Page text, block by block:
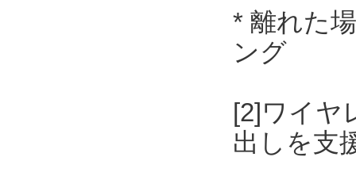
* 離れた
ング
[2]ワイヤ
出しを支